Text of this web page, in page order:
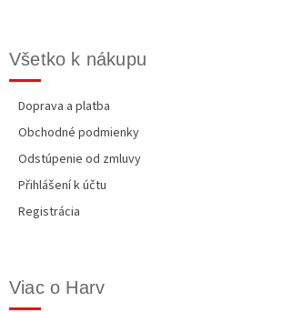
Všetko k nákupu
Doprava a platba
Obchodné podmienky
Odstúpenie od zmluvy
Přihlášení k účtu
Registrácia
Viac o Harv